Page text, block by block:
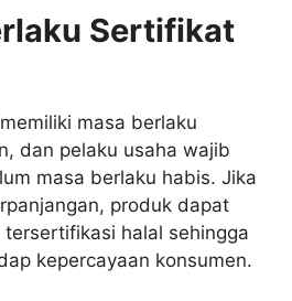
Sertifikat
masa berlaku
dan pelaku usaha wajib
masa berlaku habis. Jika
produk dapat
halal sehingga
kepercayaan konsumen.